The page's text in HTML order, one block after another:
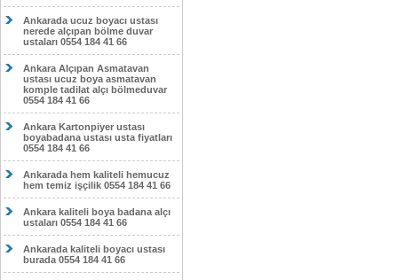
Ankarada ucuz boyacı ustası
nerede alçıpan bölme duvar
ustaları 0554 184 41 66
Ankara Alçıpan Asmatavan
ustası ucuz boya asmatavan
komple tadilat alçı bölmeduvar
0554 184 41 66
Ankara Kartonpiyer ustası
boyabadana ustası usta fiyatları
0554 184 41 66
Ankarada hem kaliteli hemucuz
hem temiz işçilik 0554 184 41 66
Ankara kaliteli boya badana alçı
ustaları 0554 184 41 66
Ankarada kaliteli boyacı ustası
burada 0554 184 41 66